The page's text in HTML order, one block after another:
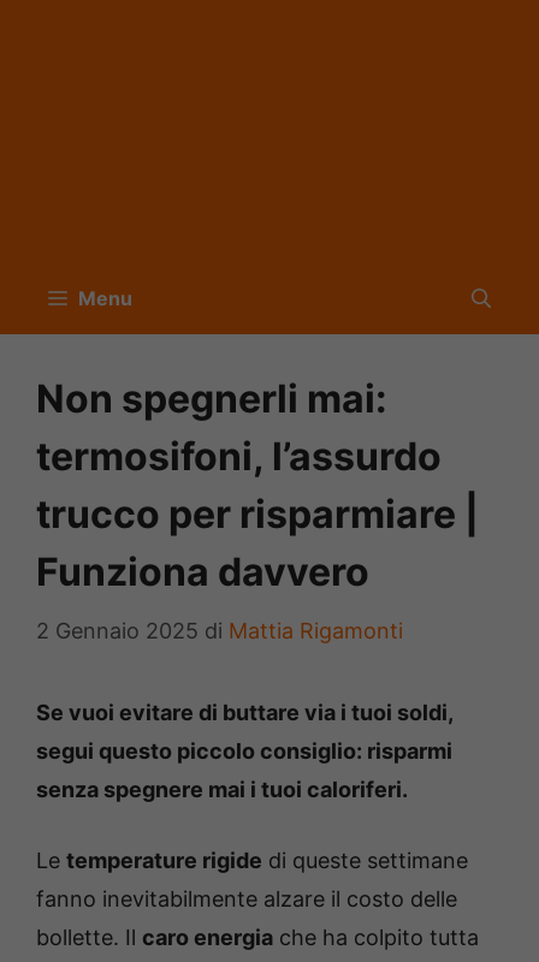
Menu
Non spegnerli mai:
termosifoni, l’assurdo
trucco per risparmiare |
Funziona davvero
2 Gennaio 2025 di Mattia Rigamonti
Se vuoi evitare di buttare via i tuoi soldi,
segui questo piccolo consiglio: risparmi
senza spegnere mai i tuoi caloriferi.
Le temperature rigide di queste settimane
fanno inevitabilmente alzare il costo delle
bollette. Il caro energia che ha colpito tutta